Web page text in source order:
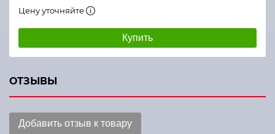
Цену уточняйте
Купить
ОТЗЫВЫ
Добавить отзыв к товару